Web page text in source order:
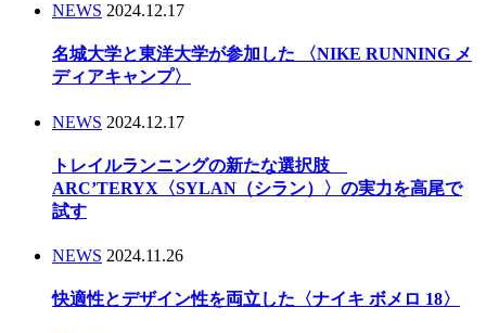
NEWS 2024.12.17
名城大学と東洋大学が参加した 〈NIKE RUNNING メ
ディアキャンプ〉
NEWS 2024.12.17
トレイルランニングの新たな選択肢
ARC’TERYX〈SYLAN（シラン）〉の実力を高尾で
試す
NEWS 2024.11.26
快適性とデザイン性を両立した〈ナイキ ボメロ 18〉